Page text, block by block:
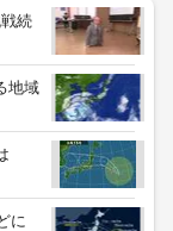
続
地域
に